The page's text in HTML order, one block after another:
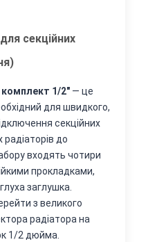
секційних
1/2" — це
для швидкого,
секційних
радіаторів до
входять чотири
прокладками,
заглушка.
з великого
радіатора на
1/2 дюйма.